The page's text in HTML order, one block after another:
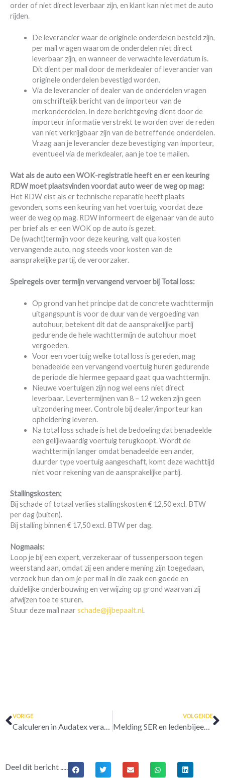
order of niet direct leverbaar zijn, en klant kan niet met de auto
rijden.
De leverancier waar de originele onderdelen besteld zijn,
per mail vragen waarom de onderdelen niet direct
leverbaar zijn, en wanneer de verwachte leverdatum is.
Dit dient per mail door de merkdealer of leverancier van
originele onderdelen bevestigd worden.
Via de leverancier of dealer van de onderdelen vragen
om schriftelijk bericht van de importeur van de
merkonderdelen. In deze berichtgeving dient door de
importeur informatie verstrekt te worden over de reden
van niet verkrijgbaar zijn van de betreffende onderdelen.
Vraag aan je leverancier deze bevestiging van importeur,
eventueel via de merkdealer, aan je toe te mailen.
Wat als de auto een WOK-registratie heeft en er een keuring
RDW moet plaatsvinden voordat auto weer de weg op mag:
Het RDW eist als er technische reparatie heeft plaats
gevonden, soms een keuring van het voertuig, voordat deze
weer de weg op mag. RDW informeert de eigenaar van de auto
per brief als er een WOK op de auto is gezet.
De (wacht)termijn voor deze keuring, valt qua kosten
vervangende auto, nog steeds voor kosten van de
aansprakelijke partij, de veroorzaker.
Spelregels over termijn vervangend vervoer bij Total loss:
Op grond van het principe dat de concrete wachttermijn
uitgangspunt is voor de duur van de vergoeding van
autohuur, betekent dit dat de aansprakelijke partij
gedurende de hele wachttermijn de autohuur moet
vergoeden.
Voor een voertuig welke total loss is gereden, mag
benadeelde een vervangend voertuig huren gedurende
de periode die hiermee gepaard gaat qua wachttermijn.
Nieuwe voertuigen zijn nog wel eens niet direct
leverbaar. Levertermijnen van 8 – 12 weken zijn geen
uitzondering meer. Controle bij dealer/importeur kan
opheldering leveren.
Na total loss schade is het de bedoeling dat benadeelde
een gelijkwaardig voertuig terugkoopt. Wordt de
wachttermijn langer omdat benadeelde een ander,
duurder type voertuig aangeschaft, komt deze wachttijd
niet voor rekening van de aansprakelijke partij.
Stallingskosten:
Bij schade of totaal verlies stallingskosten € 12,50 excl. BTW
per dag (buiten).
Bij stalling binnen € 17,50 excl. BTW per dag.
Nogmaals:
Loop je bij een expert, verzekeraar of tussenpersoon tegen
weerstand aan, omdat zij een andere mening zijn toegedaan,
verzoek hun dan om je per mail in die zaak een goede en
duidelijke onderbouwing en verwijzing op grond waarvan zij
afwijzen toe te sturen.
Stuur deze mail naar schade@jijbepaalt.nl.
Vorige
VORIGE
Calculeren in Audatex verandert
VOLGENDE
Melding SER en ledenbijeenkomst De Unie
Deel dit bericht .....